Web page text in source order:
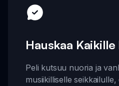
Hauskaa
Peli kutsuu nuoria ja
musiikilliselle seikkailulle,